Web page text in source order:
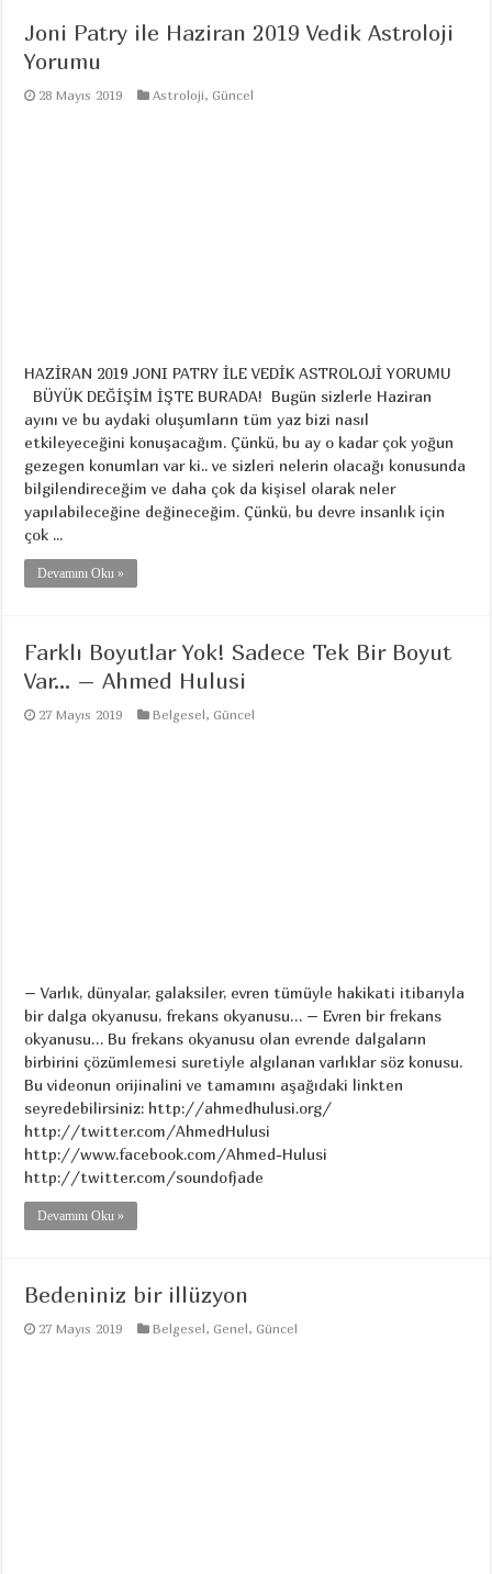
Joni Patry ile Haziran 2019 Vedik Astroloji
Yorumu
28 Mayıs 2019 Astroloji,Güncel
HAZİRAN 2019 JONI PATRY İLE VEDİK ASTROLOJİ YORUMU
BÜYÜK DEĞİŞİM İŞTE BURADA! Bugün sizlerle Haziran
ayını ve bu aydaki oluşumların tüm yaz bizi nasıl
etkileyeceğini konuşacağım. Çünkü, bu ay o kadar çok yoğun
gezegen konumları var ki.. ve sizleri nelerin olacağı konusunda
bilgilendireceğim ve daha çok da kişisel olarak neler
yapılabileceğine değineceğim. Çünkü, bu devre insanlık için
çok ...
Devamını Oku »
Farklı Boyutlar Yok! Sadece Tek Bir Boyut
Var… – Ahmed Hulusi
27 Mayıs 2019 Belgesel,Güncel
– Varlık, dünyalar, galaksiler, evren tümüyle hakikati itibarıyla
bir dalga okyanusu, frekans okyanusu… – Evren bir frekans
okyanusu… Bu frekans okyanusu olan evrende dalgaların
birbirini çözümlemesi suretiyle algılanan varlıklar söz konusu.
Bu videonun orijinalini ve tamamını aşağıdaki linkten
seyredebilirsiniz: http://ahmedhulusi.org/
http://twitter.com/AhmedHulusi
http://www.facebook.com/Ahmed-Hulusi
http://twitter.com/soundofjade
Devamını Oku »
Bedeniniz bir illüzyon
27 Mayıs 2019 Belgesel,Genel,Güncel